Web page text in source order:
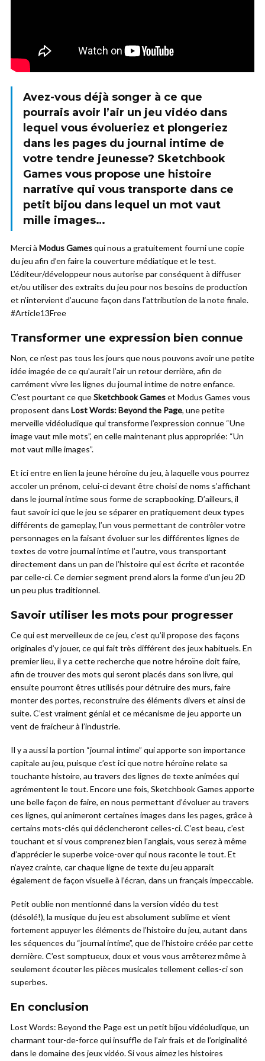
Avez-vous déjà songer à ce que
pourrais avoir l’air un jeu vidéo dans
lequel vous évolueriez et plongeriez
dans les pages du journal intime de
votre tendre jeunesse? Sketchbook
Games vous propose une histoire
narrative qui vous transporte dans ce
petit bijou dans lequel un mot vaut
mille images…
Merci à Modus Gamesqui nous a gratuitement fourni une copie
du jeu afin d’en faire la couverture médiatique et le test.
L’éditeur/développeur nous autorise par conséquent à diffuser
et/ou utiliser des extraits du jeu pour nos besoins de production
et n’intervient d’aucune façon dans l’attribution de la note finale.
#Article13Free
Transformer une expression bien connue
Non, ce n’est pas tous les jours que nous pouvons avoir une petite
idée imagée de ce qu’aurait l’air un retour derrière, afin de
carrément vivre les lignes du journal intime de notre enfance.
C’est pourtant ce queSketchbook Gameset Modus Games vous
proposent dans Lost Words: Beyond the Page, une petite
merveille vidéoludique qui transforme l’expression connue “Une
image vaut mile mots”, en celle maintenant plus appropriée: “Un
mot vaut mille images”.
Et ici entre en lien la jeune héroïne du jeu, à laquelle vous pourrez
accoler un prénom, celui-ci devant être choisi de noms s’affichant
dans le journal intime sous forme de scrapbooking. D’ailleurs, il
faut savoir ici que le jeu se séparer en pratiquement deux types
différents de gameplay, l’un vous permettant de contrôler votre
personnages en la faisant évoluer sur les différentes lignes de
textes de votre journal intime et l’autre, vous transportant
directement dans un pan de l’histoire qui est écrite et racontée
par celle-ci. Ce dernier segment prend alors la forme d’un jeu 2D
un peu plus traditionnel.
Savoir utiliser les mots pour progresser
Ce qui est merveilleux de ce jeu, c’est qu’il propose des façons
originales d’y jouer, ce qui fait très différent des jeux habituels. En
premier lieu, il y a cette recherche que notre héroïne doit faire,
afin de trouver des mots qui seront placés dans son livre, qui
ensuite pourront êtres utilisés pour détruire des murs, faire
monter des portes, reconstruire des éléments divers et ainsi de
suite. C’est vraiment génial et ce mécanisme de jeu apporte un
vent de fraicheur à l’industrie.
Il y a aussi la portion “journal intime” qui apporte son importance
capitale au jeu, puisque c’est ici que notre héroïne relate sa
touchante histoire, au travers des lignes de texte animées qui
agrémentent le tout. Encore une fois, Sketchbook Games apporte
une belle façon de faire, en nous permettant d’évoluer au travers
ces lignes, qui animeront certaines images dans les pages, grâce à
certains mots-clés qui déclencheront celles-ci. C’est beau, c’est
touchant et si vous comprenez bien l’anglais, vous serez à même
d’apprécier le superbe voice-over qui nous raconte le tout. Et
n’ayez crainte, car chaque ligne de texte du jeu apparait
également de façon visuelle à l’écran, dans un français impeccable.
Petit oublie non mentionné dans la version vidéo du test
(désolé!), la musique du jeu est absolument sublime et vient
fortement appuyer les éléments de l’histoire du jeu, autant dans
les séquences du “journal intime”, que de l’histoire créée par cette
dernière. C’est somptueux, doux et vous vous arrêterez même à
seulement écouter les pièces musicales tellement celles-ci son
superbes.
En conclusion
Lost Words: Beyond the Page est un petit bijou vidéoludique, un
charmant tour-de-force qui insuffle de l’air frais et de l’originalité
dans le domaine des jeux vidéo. Si vous aimez les histoires